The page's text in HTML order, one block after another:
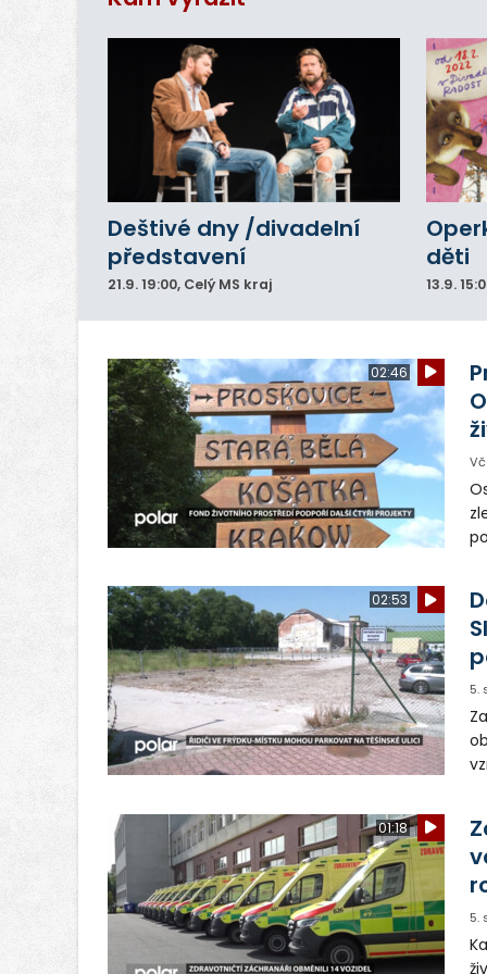
Deštivé dny /divadelní
představení
21.9.19:00, Celý MS kraj
děti
13.9.
02:46
02:53
5.
01:18
5.